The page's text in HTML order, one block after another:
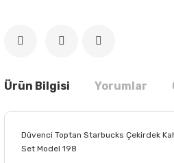
Ürün Bilgisi Yorumlar
Düvenci Toptan Starbucks Çekirdek
Set Model 198